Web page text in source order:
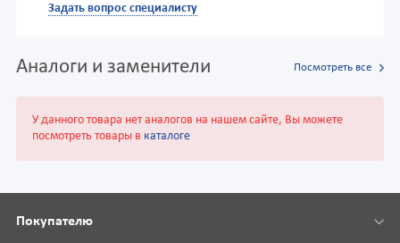
Задать вопрос специалисту
Аналоги и заменители Посмотреть все
У данного товара нет аналогов на нашем сайте, Вы можете
посмотреть товары в каталоге
Покупателю